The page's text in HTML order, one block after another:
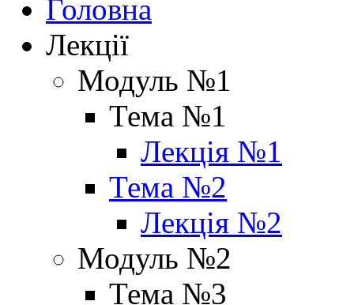
Головна
Лекції
Модуль №1
Тема №1
Лекція №1
Тема №2
Лекція №2
Модуль №2
Тема №3